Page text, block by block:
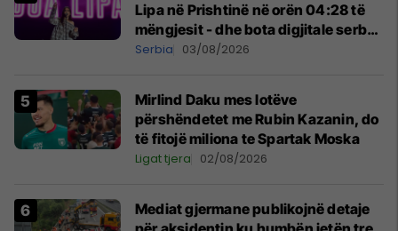
Lipa në Prishtinë në orën 04:28 të
mëngjesit - dhe bota digjitale serbe
shpall gjendjen e luftës
Serbia 03/08/2026
Mirlind Daku mes lotëve
përshëndetet me Rubin Kazanin, do
të fitojë miliona te Spartak Moska
Ligat tjera 02/08/2026
Mediat gjermane publikojnë detaje